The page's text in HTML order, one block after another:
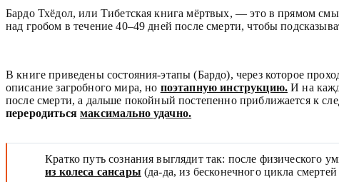
Бардо Тхёдол, или Тибетская книга мёртвых, — это в прямом
над гробом в течение 40–49 дней после смерти, чтобы
В книге приведены состояния-этапы (Бардо), через которое
описание загробного мира, но поэтапную инструкцию. И на
после смерти, а дальше покойный постепенно приближается к
переродитьсямаксимально удачно.
Кратко путь сознания выглядит так: после физического
из колеса сансары (да-да, из бесконечного цикла